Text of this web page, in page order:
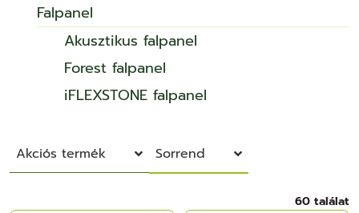
Falpanel
Akusztikus falpanel
Forest falpanel
iFLEXSTONE falpanel
Akciós termék Sorrend
60 találat